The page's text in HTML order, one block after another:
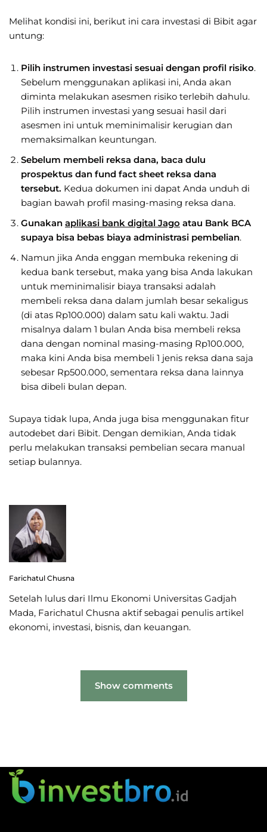
Melihat kondisi ini, berikut ini cara investasi di Bibit agar
untung:
Pilih instrumen investasi sesuai dengan profil risiko.
Sebelum menggunakan aplikasi ini, Anda akan
diminta melakukan asesmen risiko terlebih dahulu.
Pilih instrumen investasi yang sesuai hasil dari
asesmen ini untuk meminimalisir kerugian dan
memaksimalkan keuntungan.
Sebelum membeli reksa dana, baca dulu
prospektus dan fund fact sheet reksa dana
tersebut. Kedua dokumen ini dapat Anda unduh di
bagian bawah profil masing-masing reksa dana.
Gunakan aplikasi bank digital Jago atau Bank BCA
supaya bisa bebas biaya administrasi pembelian.
Namun jika Anda enggan membuka rekening di
kedua bank tersebut, maka yang bisa Anda lakukan
untuk meminimalisir biaya transaksi adalah
membeli reksa dana dalam jumlah besar sekaligus
(di atas Rp100.000) dalam satu kali waktu. Jadi
misalnya dalam 1 bulan Anda bisa membeli reksa
dana dengan nominal masing-masing Rp100.000,
maka kini Anda bisa membeli 1 jenis reksa dana saja
sebesar Rp500.000, sementara reksa dana lainnya
bisa dibeli bulan depan.
Supaya tidak lupa, Anda juga bisa menggunakan fitur
autodebet dari Bibit. Dengan demikian, Anda tidak
perlu melakukan transaksi pembelian secara manual
setiap bulannya.
Farichatul Chusna
Setelah lulus dari Ilmu Ekonomi Universitas Gadjah
Mada, Farichatul Chusna aktif sebagai penulis artikel
ekonomi, investasi, bisnis, dan keuangan.
Show comments